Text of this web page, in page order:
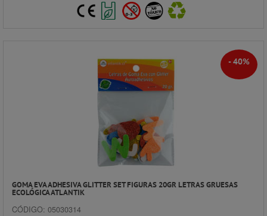
- 40%
GOMA EVA ADHESIVA GLITTER SET FIGURAS 20GR LETRAS GRUESAS
ECOLÓGICA ATLANTIK
CÓDIGO: 05030314